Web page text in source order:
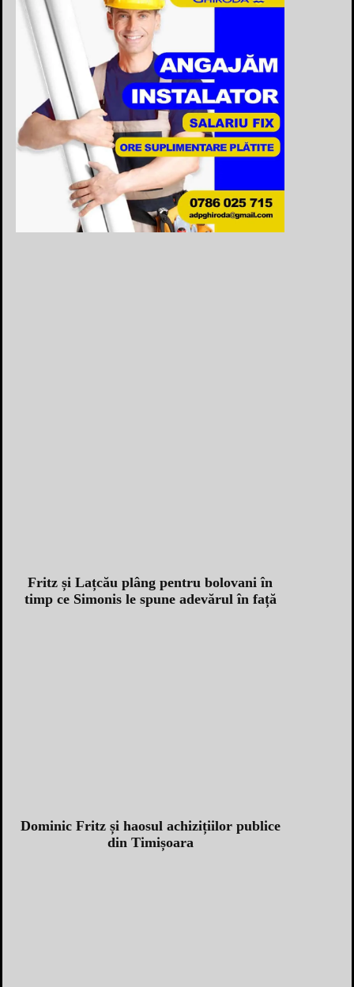
Fritz și Lațcău plâng pentru bolovani în
timp ce Simonis le spune adevărul în față
Dominic Fritz și haosul achizițiilor publice
din Timișoara